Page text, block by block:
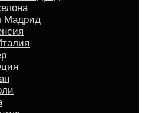
Мадрид